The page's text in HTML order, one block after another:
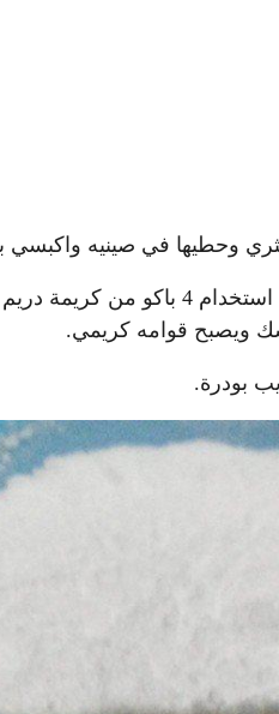
في صينيه واكبسي
– احضري الكريمة المخفوقة أو أي نوع
ويصبح قوامه كريمي.